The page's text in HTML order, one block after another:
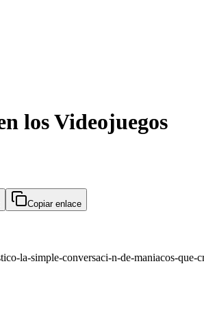
los Videojuegos
Copiar enlace
la-simple-conversaci-n-de-maniacos-